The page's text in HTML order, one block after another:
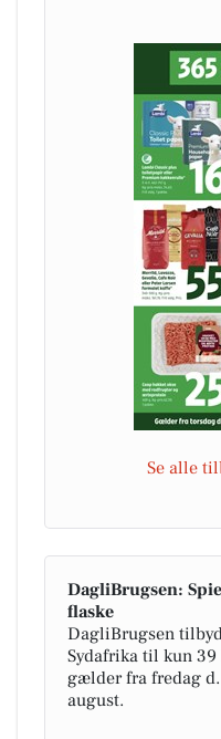
Se alle
DagliBrugsen:
flaske
DagliBrugsen
Sydafrika til kun
gælder fra fredag
august.